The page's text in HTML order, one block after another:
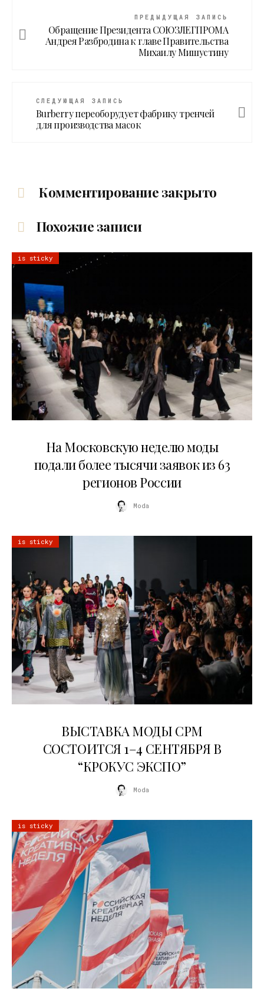
ПРЕДЫДУЩАЯ ЗАПИСЬ
Обращение Президента СОЮЗЛЕГПРОМА
Андрея Разбродина к главе Правительства
Михаилу Мишустину
СЛЕДУЮЩАЯ ЗАПИСЬ
Burberry переоборудует фабрику тренчей
для производства масок
Комментирование закрыто
Похожие записи
is sticky
На Московскую неделю моды
подали более тысячи заявок из 63
регионов России
Moda
is sticky
ВЫСТАВКА МОДЫ CPM
СОСТОИТСЯ 1–4 СЕНТЯБРЯ В
“КРОКУС ЭКСПО”
Moda
is sticky